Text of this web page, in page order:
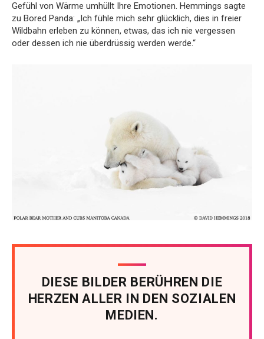
Gefühl von Wärme umhüllt Ihre Emotionen. Hemmings sagte
zu Bored Panda: „Ich fühle mich sehr glücklich, dies in freier
Wildbahn erleben zu können, etwas, das ich nie vergessen
oder dessen ich nie überdrüssig werden werde.“
DIESE BILDER BERÜHREN DIE
HERZEN ALLER IN DEN SOZIALEN
MEDIEN.